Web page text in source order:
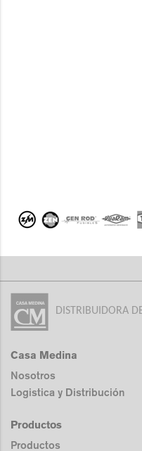
DISTRIBUIDORA
Casa Medina
Nosotros
Logistica y Distribución
Productos
Productos